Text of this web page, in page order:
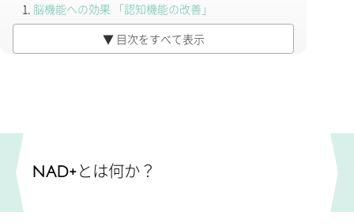
脳機能への効果 「認知機能の改善」
こういう方に特におすすめ
様々な疾患への応用可能性
めです
料金
よくある質問 FAQ
参考文献
注意事項
▼ 目次をすべて表示
NAD+とは何か？